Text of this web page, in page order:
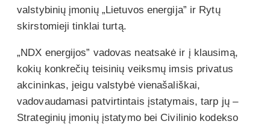
valstybinių įmonių „Lietuvos energija” ir Rytų
skirstomieji tinklai turtą.
„NDX energijos” vadovas neatsakė ir į klausimą,
kokių konkrečių teisinių veiksmų imsis privatus
akcininkas, jeigu valstybė vienašališkai,
vadovaudamasi patvirtintais įstatymais, tarp jų –
Strateginių įmonių įstatymo bei Civilinio kodekso